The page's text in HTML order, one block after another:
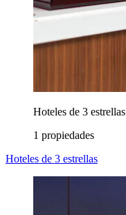
Hoteles de 3 estrellas
1 propiedades
Hoteles de 3 estrellas